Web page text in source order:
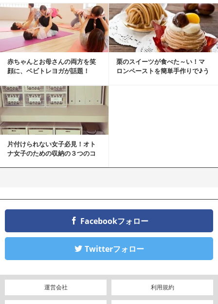
赤ちゃんとお母さんの両方を笑
顔に、ベビトレヨガが話題！
栗のスイーツが食べた～い！マ
ロンペーストを簡単手作りで♪う
片付けられない女子必見！オト
ナ女子のための収納の３つのコ
Facebookフォロー
Twitterフォロー
運営会社 利用規約